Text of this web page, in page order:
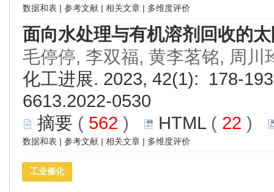
数据和表 | 参考文献 | 相关文章 | 多维度评价
面向水处理与有机溶剂回收的
毛停停, 李双福, 黄李茗铭, 周川
化工进展. 2023, 42(1): 178-
6613.2022-0530
摘要 ( 562 ) HTML( 22 )
数据和表 | 参考文献 | 相关文章 | 多维度评价
工业催化